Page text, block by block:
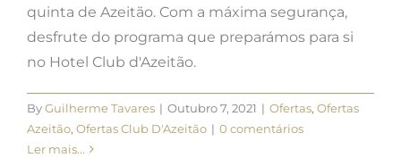
quinta de Azeitão. Com a máxima segurança,
desfrute do programa que preparámos para si
no Hotel Club d'Azeitão.
ByGuilherme Tavares | Outubro 7, 2021 | Ofertas, Ofertas
Azeitão, Ofertas Club D'Azeitão | 0 comentários
Ler mais...